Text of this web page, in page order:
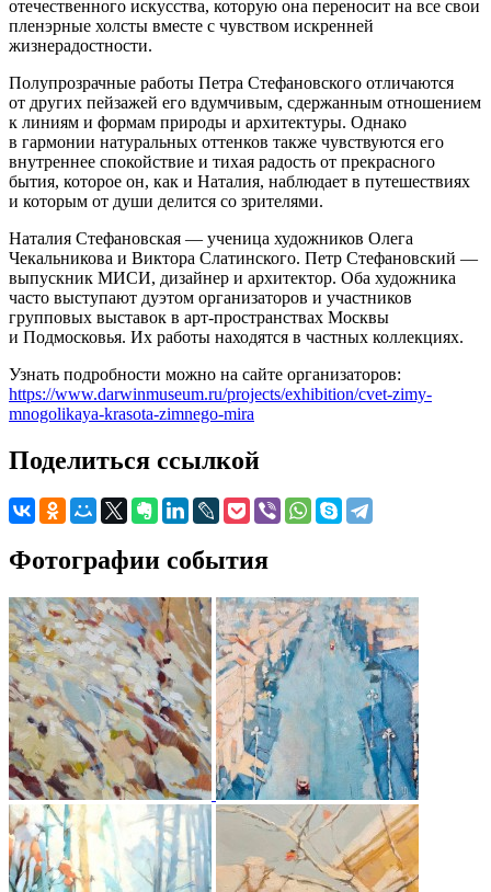
отечественного искусства, которую она переносит на все свои
пленэрные холсты вместе с чувством искренней
жизнерадостности.
Полупрозрачные работы Петра Стефановского отличаются
от других пейзажей его вдумчивым, сдержанным отношением
к линиям и формам природы и архитектуры. Однако
в гармонии натуральных оттенков также чувствуются его
внутреннее спокойствие и тихая радость от прекрасного
бытия, которое он, как и Наталия, наблюдает в путешествиях
и которым от души делится со зрителями.
Наталия Стефановская — ученица художников Олега
Чекальникова и Виктора Слатинского. Петр Стефановский —
выпускник МИСИ, дизайнер и архитектор. Оба художника
часто выступают дуэтом организаторов и участников
групповых выставок в арт-пространствах Москвы
и Подмосковья. Их работы находятся в частных коллекциях.
Узнать подробности можно на сайте организаторов:
https://www.darwinmuseum.ru/projects/exhibition/cvet-zimy-
mnogolikaya-krasota-zimnego-mira
Поделиться ссылкой
Фотографии события